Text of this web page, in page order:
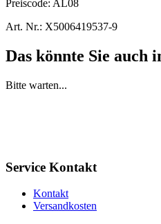
Preiscode: AL08
Art. Nr.: X5006419537-9
Das könnte Sie auch
Bitte warten...
Service Kontakt
Kontakt
Versandkosten